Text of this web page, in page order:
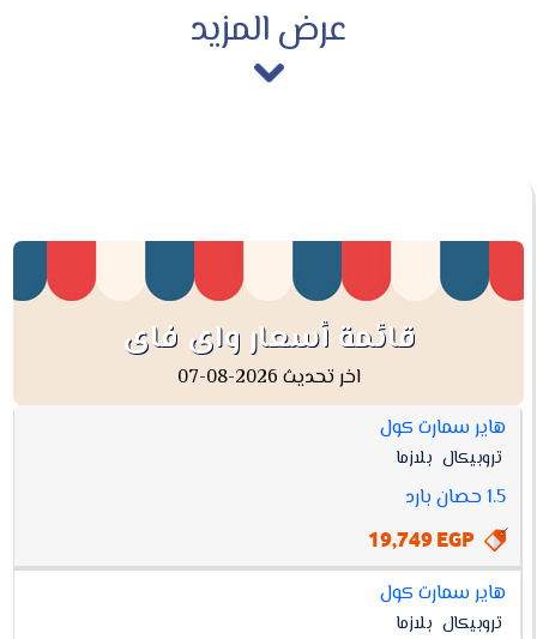
عرض المزيد
قائمة أسعار واى فاى
اخر تحديث 2026-08-07
افضل
أسعار
واى
فاى
مواصفات
هاير سمارت كول
تروبيكال بلازما
1.5 حصان بارد
19,749 EGP
هاير سمارت كول
تروبيكال بلازما